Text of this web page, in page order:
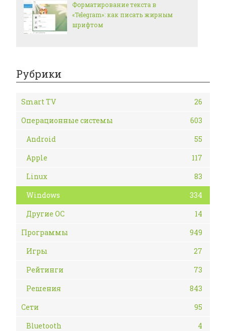
Форматирование текста в
«Telegram»: как писать жирным
шрифтом
Рубрики
Smart TV
26
Операционные системы
603
Android
55
Apple
117
Linux
83
Windows
334
Другие ОС
14
Программы
949
Игры
27
Рейтинги
73
Решения
843
Сети
95
Bluetooth
4